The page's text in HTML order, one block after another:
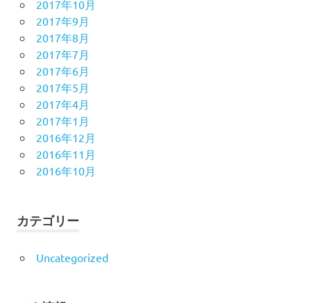
2017年10月
2017年9月
2017年8月
2017年7月
2017年6月
2017年5月
2017年4月
2017年1月
2016年12月
2016年11月
2016年10月
カテゴリー
Uncategorized